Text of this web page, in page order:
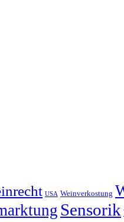
USA Weinverkostung
Sensorik